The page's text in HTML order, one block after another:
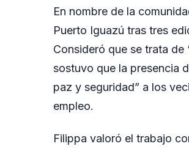
En nombre de la
Puerto Iguazú tras tres
Consideró que se trata
sostuvo que la presencia
paz y seguridad” a los
empleo.
Filippa valoró el trabajo